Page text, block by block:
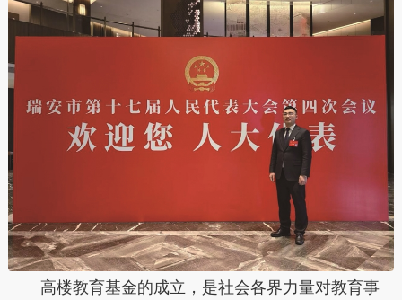
高楼教育基金的成立，是社会各界力量对教育事